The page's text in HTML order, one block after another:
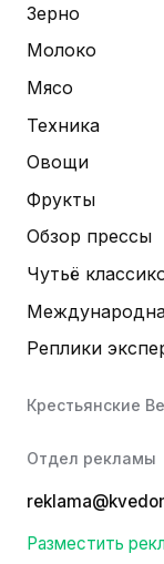
Зерно
Молоко
Мясо
Техника
Овощи
Фрукты
Обзор прессы
Чутьё
Реплики
Крестьянские
Отдел рекламы
Разместить